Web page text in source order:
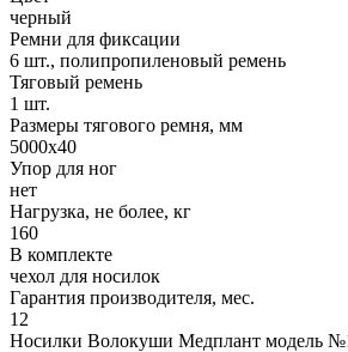
черный
Ремни для фиксации
6 шт., полипропиленовый ремень
Тяговый ремень
1 шт.
Размеры тягового ремня, мм
5000х40
Упор для ног
нет
Нагрузка, не более, кг
160
В комплекте
чехол для носилок
Гарантия производителя, мес.
12
Носилки Волокуши Медплант модель